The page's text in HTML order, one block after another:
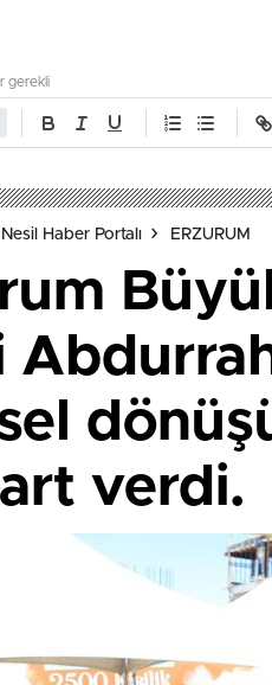
gerekli
Haber Portalı ERZURUM
verdi.